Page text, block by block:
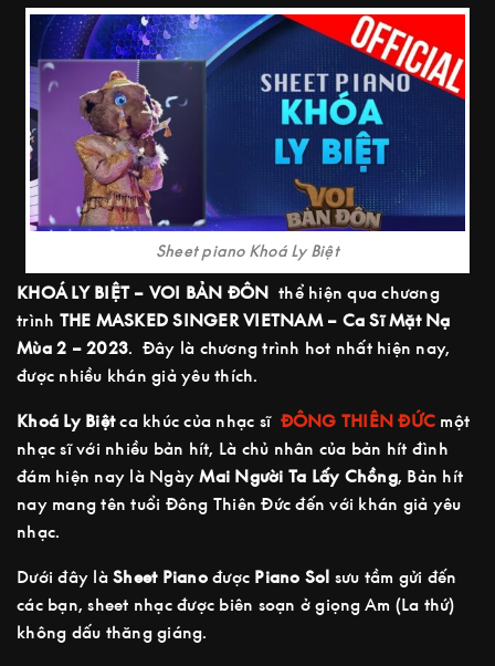
Sheet piano Khoá Ly Biệt
KHOÁ LY BIỆT – VOI BẢN ĐÔN thể hiện qua chương
trình THE MASKED SINGER VIETNAM – Ca Sĩ Mặt Nạ
Mùa 2 – 2023. Đây là chương trình hot nhất hiện nay,
được nhiều khán giả yêu thích.
Khoá Ly Biệtca khúc của nhạc sĩ ĐÔNG THIÊN ĐỨC một
nhạc sĩ với nhiều bản hít, Là chủ nhân của bản hít đình
đám hiện nay là NgàyMai Người Ta Lấy Chồng, Bản hít
nay mang tên tuổi Đông Thiên Đức đến với khán giả yêu
nhạc.
Dưới đây là Sheet Pianođược Piano Sol sưu tầm gửi đến
các bạn, sheet nhạc được biên soạn ở giọng Am (La thứ)
không dấu thăng giáng.